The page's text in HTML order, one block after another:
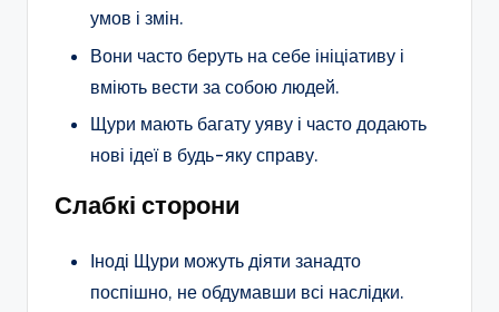
умов і змін.
Вони часто беруть на себе ініціативу і
вміють вести за собою людей.
Щури мають багату уяву і часто додають
нові ідеї в будь-яку справу.
Слабкі сторони
Іноді Щури можуть діяти занадто
поспішно, не обдумавши всі наслідки.